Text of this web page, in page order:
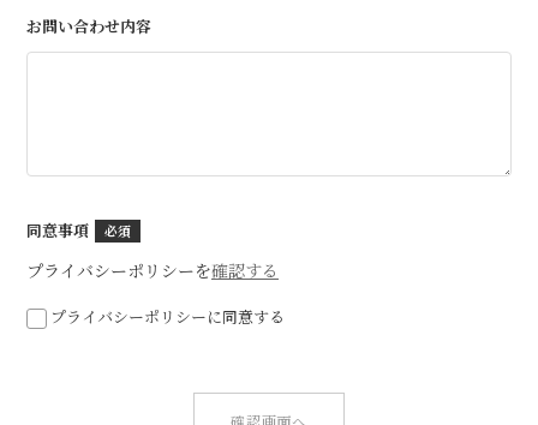
お問い合わせ内容
同意事項
プライバシーポリシーを確認する
プライバシーポリシーに同意する
確認画面へ